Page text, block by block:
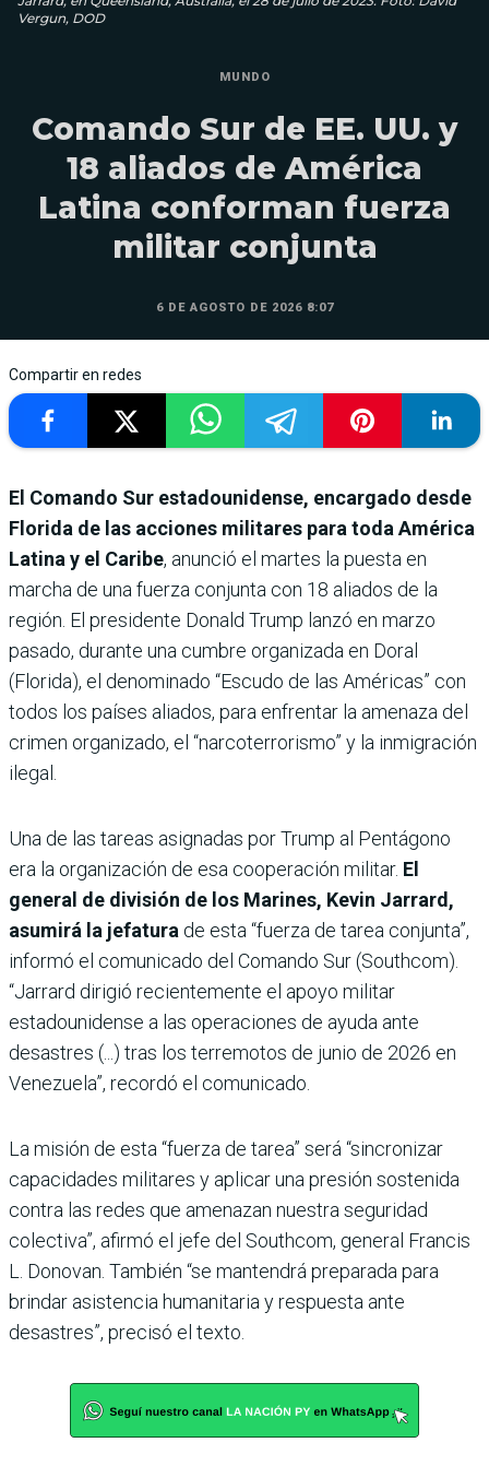
Vergun, DOD
MUNDO
Comando Sur de EE. UU. y
18 aliados de América
Latina conforman fuerza
militar conjunta
6 DE AGOSTO DE 2026 8:07
Compartir en redes
El Comando Sur estadounidense, encargado desde
Florida de las acciones militares para toda América
Latina y el Caribe, anunció el martes la puesta en
marcha de una fuerza conjunta con 18 aliados de la
región. El presidente Donald Trump lanzó en marzo
pasado, durante una cumbre organizada en Doral
(Florida), el denominado “Escudo de las Américas” con
todos los países aliados, para enfrentar la amenaza del
crimen organizado, el “narcoterrorismo” y la inmigración
ilegal.
Una de las tareas asignadas por Trump al Pentágono
era la organización de esa cooperación militar. El
general de división de los Marines, Kevin Jarrard,
asumirá la jefatura de esta “fuerza de tarea conjunta”,
informó el comunicado del Comando Sur (Southcom).
“Jarrard dirigió recientemente el apoyo militar
estadounidense a las operaciones de ayuda ante
desastres (...) tras los terremotos de junio de 2026 en
Venezuela”, recordó el comunicado.
La misión de esta “fuerza de tarea” será “sincronizar
capacidades militares y aplicar una presión sostenida
contra las redes que amenazan nuestra seguridad
colectiva”, afirmó el jefe del Southcom, general Francis
L. Donovan. También “se mantendrá preparada para
brindar asistencia humanitaria y respuesta ante
desastres”, precisó el texto.